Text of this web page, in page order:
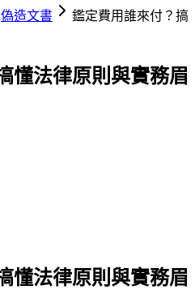
偽造文書
鑑定費用誰來付？搞
懂法律原則與實務眉
懂法律原則與實務眉